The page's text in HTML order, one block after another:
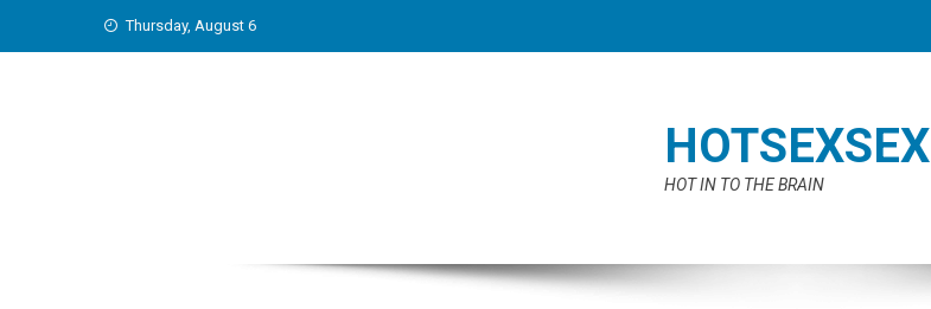
Thursday, August 6
HOTSEXSEX
HOT IN TO THE BRAIN